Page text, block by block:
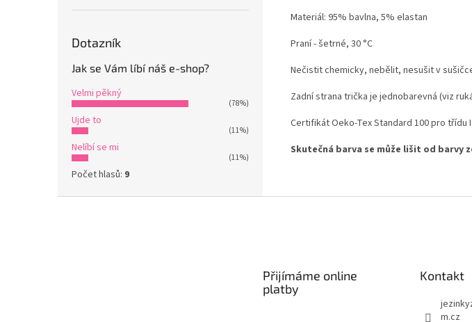
Dotazník
Jak se Vám líbí náš e-shop?
Velmi pěkný
(78%)
Ujde to
(11%)
Nelíbí se mi
(11%)
Počet hlasů: 9
Materiál: 95% bavlna, 5% elastan
Praní - šetrné, 30 °C
Nečistit chemicky, nebělit, nesušit v
Zadní strana trička je jednobarevná (viz
Certifikát Oeko-Tex Standard 100 pro třídu
Skutečná barva se může lišit od barvy
Přijímáme online
platby
Kontakt
m.cz